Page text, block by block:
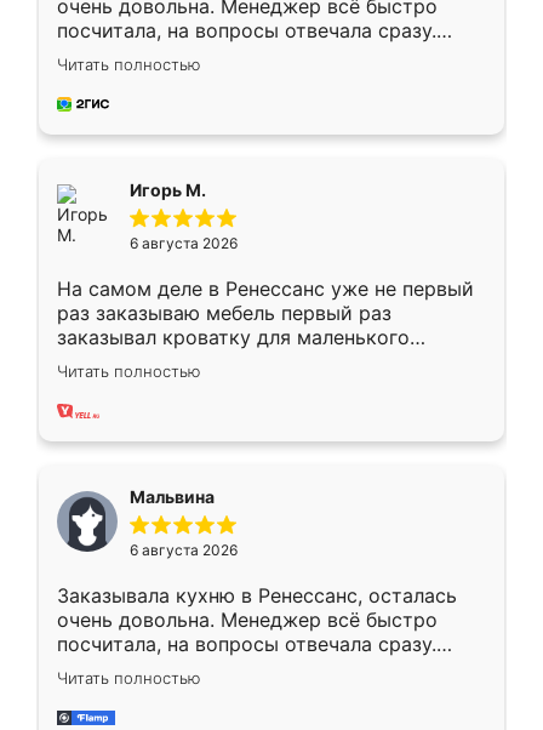
очень довольна. Менеджер всё быстро
посчитала, на вопросы отвечала сразу.
Замерщик приехал в субботу, подошёл к
делу со всей ответственностью. Собрали
за день, ребята работали аккуратно, даже
Читать полностью
Игорь М.
6 августа 2026
На самом деле в Ренессанс уже не первый
раз заказываю мебель первый раз
заказывал кроватку для маленького
ребёнка при его рождении ,во второй раз
заказал шкаф-купе. По качеству очень
хорошее сборка достаточно быстрая,
меньше, здесь же он более разнообразный.
Мне нравится ,если что-то потребуется из
мебели буду заказывать только здесь.
Читать полностью
Мальвина
6 августа 2026
Заказывала кухню в Ренессанс, осталась
очень довольна. Менеджер всё быстро
посчитала, на вопросы отвечала сразу.
Замерщик приехал в субботу, подошёл к
делу со всей ответственностью. Собрали
за день, ребята работали аккуратно, даже
Читать полностью